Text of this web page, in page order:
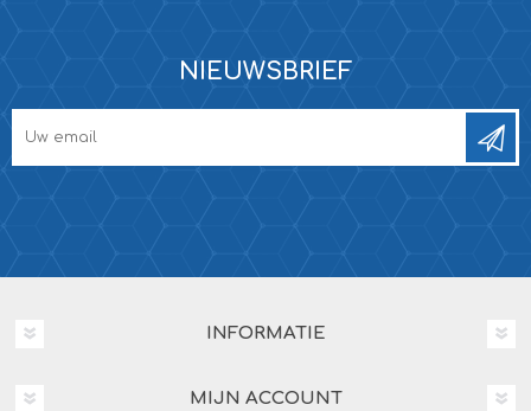
NIEUWSBRIEF
INFORMATIE
MIJN ACCOUNT